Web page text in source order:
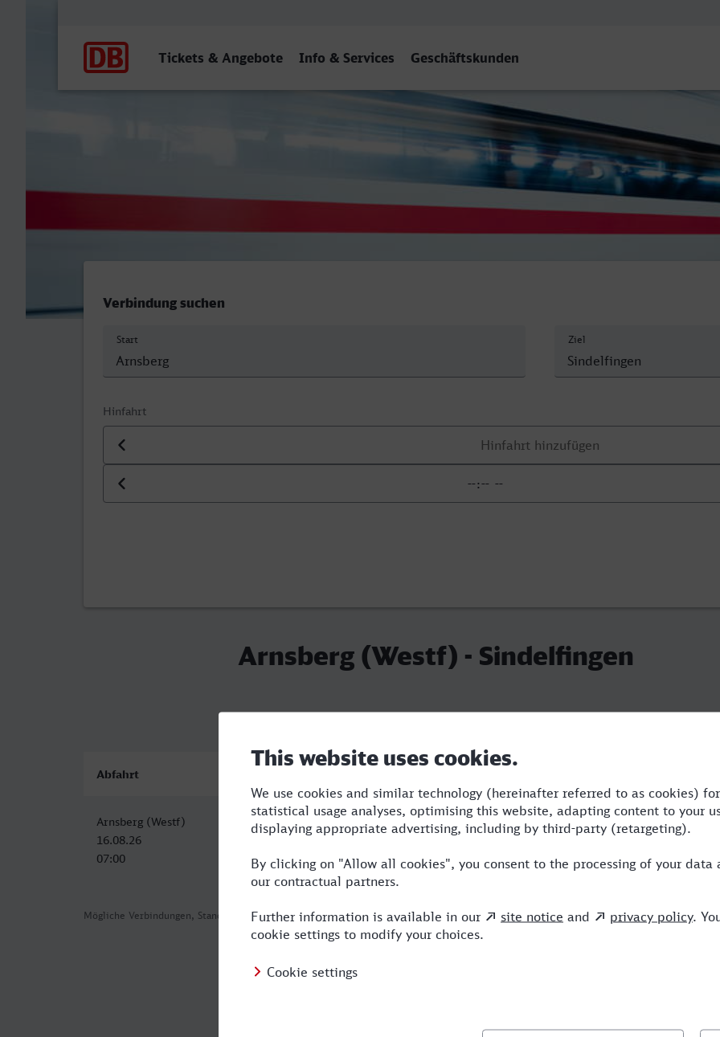
Tickets & Angebote Info & Services Geschäftskunden
Arnsberg (Westf) - Sindelfingen
Verbindung suchen
Start Ziel
Hinfahrt
Datum der Hinfahrt
Uhrzeit der Hinfahrt
Arnsberg (Westf) - Sindelfingen
Mögliche Verbindungen, Stand: 2026-08-02 00:51
Abfahrt
Arnsberg (Westf)
16.08.26
07:00
Sindelfingen
16.08.26
12:36
5:36 5 RE,S,IC,ICE